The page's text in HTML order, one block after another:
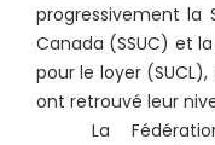
progressivement la
Canada (SSUC) et
pour le loyer
ont retrouvé leur
La